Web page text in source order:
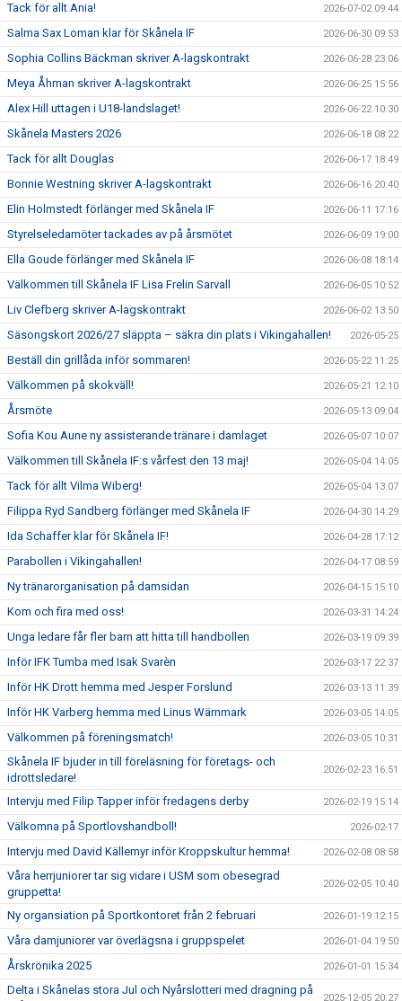
Tack för allt Ania! 2026-07-02 09:44
Salma Sax Loman klar för Skånela IF 2026-06-30 09:53
Sophia Collins Bäckman skriver A-lagskontrakt 2026-06-28 23:06
Meya Åhman skriver A-lagskontrakt 2026-06-25 15:56
Alex Hill uttagen i U18-landslaget! 2026-06-22 10:30
Skånela Masters 2026 2026-06-18 08:22
Tack för allt Douglas 2026-06-17 18:49
Bonnie Westning skriver A-lagskontrakt 2026-06-16 20:40
Elin Holmstedt förlänger med Skånela IF 2026-06-11 17:16
Styrelseledamöter tackades av på årsmötet 2026-06-09 19:00
Ella Goude förlänger med Skånela IF 2026-06-08 18:14
Välkommen till Skånela IF Lisa Frelin Sarvall 2026-06-05 10:52
Liv Clefberg skriver A-lagskontrakt 2026-06-02 13:50
Säsongskort 2026/27 släppta – säkra din plats i Vikingahallen! 2026-05-25
Beställ din grillåda inför sommaren! 2026-05-22 11:25
Välkommen på skokväll! 2026-05-21 12:10
Årsmöte 2026-05-13 09:04
Sofia Kou Aune ny assisterande tränare i damlaget 2026-05-07 10:07
Välkommen till Skånela IF:s vårfest den 13 maj! 2026-05-04 14:05
Tack för allt Vilma Wiberg! 2026-05-04 13:07
Filippa Ryd Sandberg förlänger med Skånela IF 2026-04-30 14:29
Ida Schaffer klar för Skånela IF! 2026-04-28 17:12
Parabollen i Vikingahallen! 2026-04-17 08:59
Ny tränarorganisation på damsidan 2026-04-15 15:10
Kom och fira med oss! 2026-03-31 14:24
Unga ledare får fler barn att hitta till handbollen 2026-03-19 09:39
Inför IFK Tumba med Isak Svarèn 2026-03-17 22:37
Inför HK Drott hemma med Jesper Forslund 2026-03-13 11:39
Inför HK Varberg hemma med Linus Wärnmark 2026-03-05 14:05
Välkommen på föreningsmatch! 2026-03-05 10:31
Skånela IF bjuder in till föreläsning för företags- och
idrottsledare!
2026-02-23 16:51
Intervju med Filip Tapper inför fredagens derby 2026-02-19 15:14
Välkomna på Sportlovshandboll! 2026-02-17
Intervju med David Källemyr inför Kroppskultur hemma! 2026-02-08 08:58
Våra herrjuniorer tar sig vidare i USM som obesegrad
gruppetta!
2026-02-05 10:40
Ny organsiation på Sportkontoret från 2 februari 2026-01-19 12:15
Våra damjuniorer var överlägsna i gruppspelet 2026-01-04 19:50
Årskrönika 2025 2026-01-01 15:34
Delta i Skånelas stora Jul och Nyårslotteri med dragning på
2025-12-05 20:27